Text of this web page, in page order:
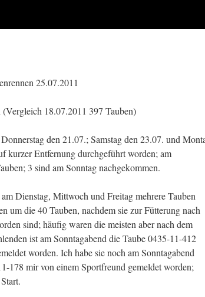
25.07.2011
18.07.2011 397 Tauben)
den 21.07.; Samstag den 23.07. und
kurzer Entfernung durchgeführt worden; am
3 sind am Sonntag nachgekommen.
Dienstag, Mittwoch und Freitag mehrere Tauben
um die 40 Tauben, nachdem sie zur Fütterung nach
sind; häufig waren die meisten aber nach dem
ist am Sonntagabend die Taube 0435-11-412
worden. Ich habe sie noch am Sonntagabend
178 mir von einem Sportfreund gemeldet worden;